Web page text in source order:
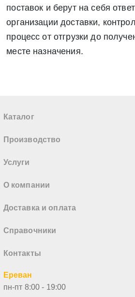
поставок и берут на себя
организации доставки,
процесс от отгрузки до
месте назначения.
Каталог
Производство
Услуги
О компании
Доставка и оплата
Справочники
Контакты
Ереван
пн-пт 8:00 - 19:00
Нажимая на кнопку «Отправить
статьей 9 Федерального закона от 27
«О персональных данных», а